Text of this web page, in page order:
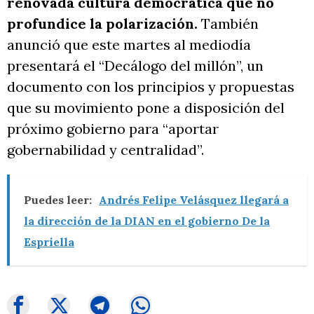
profundice la polarización. También
anunció que este martes al mediodía
presentará el “Decálogo del millón”, un
documento con los principios y propuestas
que su movimiento pone a disposición del
próximo gobierno para “aportar
gobernabilidad y centralidad”.
Puedes leer: Andrés Felipe Velásquez llegará a
la dirección de la DIAN en el gobierno De la
Espriella